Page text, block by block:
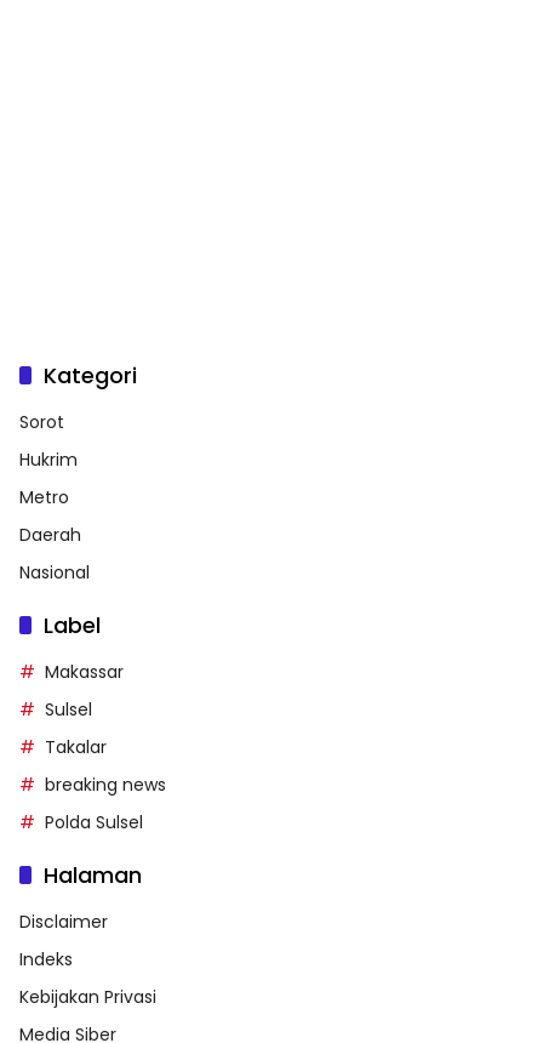
Kategori
Sorot
Hukrim
Metro
Daerah
Nasional
Label
Makassar
Sulsel
Takalar
breaking news
Polda Sulsel
Halaman
Disclaimer
Indeks
Kebijakan Privasi
Media Siber